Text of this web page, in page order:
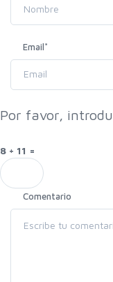
Email*
Por favor,
8 + 11 =
Comentario